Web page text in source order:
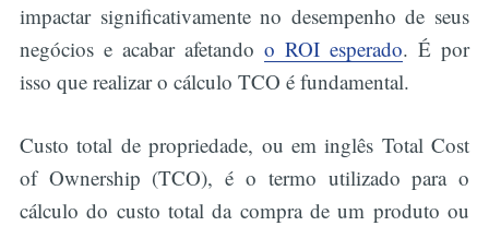
impactar significativamente no desempenho de seus
negócios e acabar afetando o ROI esperado. É por
isso que realizar o cálculo TCO é fundamental.
Custo total de propriedade, ou em inglês Total Cost
of Ownership (TCO), é o termo utilizado para o
cálculo do custo total da compra de um produto ou